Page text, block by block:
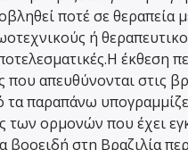
ποτέ σε θεραπεία
ή
έκθεση
που απευθύνονται στις
τα παραπάνω
των ορμονών που έχει
βοοειδή στη Βραζιλία